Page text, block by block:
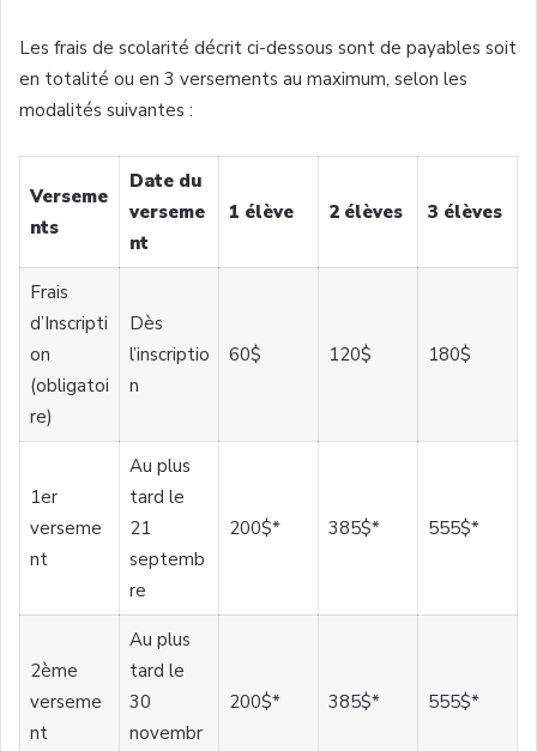
Les frais de scolarité décrit ci-dessous sont de payables soit
en totalité ou en 3 versements au maximum, selon les
modalités suivantes :
Verseme
nts
Date du
verseme
nt
1 élève 2 élèves 3 élèves
Frais
d’Inscripti
on
(obligatoi
re)
Dès
l’inscriptio
n
60$ 120$ 180$
1er
verseme
nt
Au plus
tard le
21
septemb
re
200$* 385$* 555$*
2ème
verseme
nt
Au plus
tard le
30
novembr
200$* 385$* 555$*